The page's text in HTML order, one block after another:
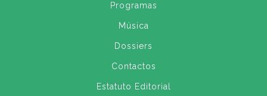
Programas
Música
Dossiers
Contactos
Estatuto Editorial